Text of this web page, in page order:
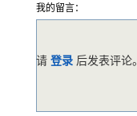
我的留言：
请 登录 后发表评论